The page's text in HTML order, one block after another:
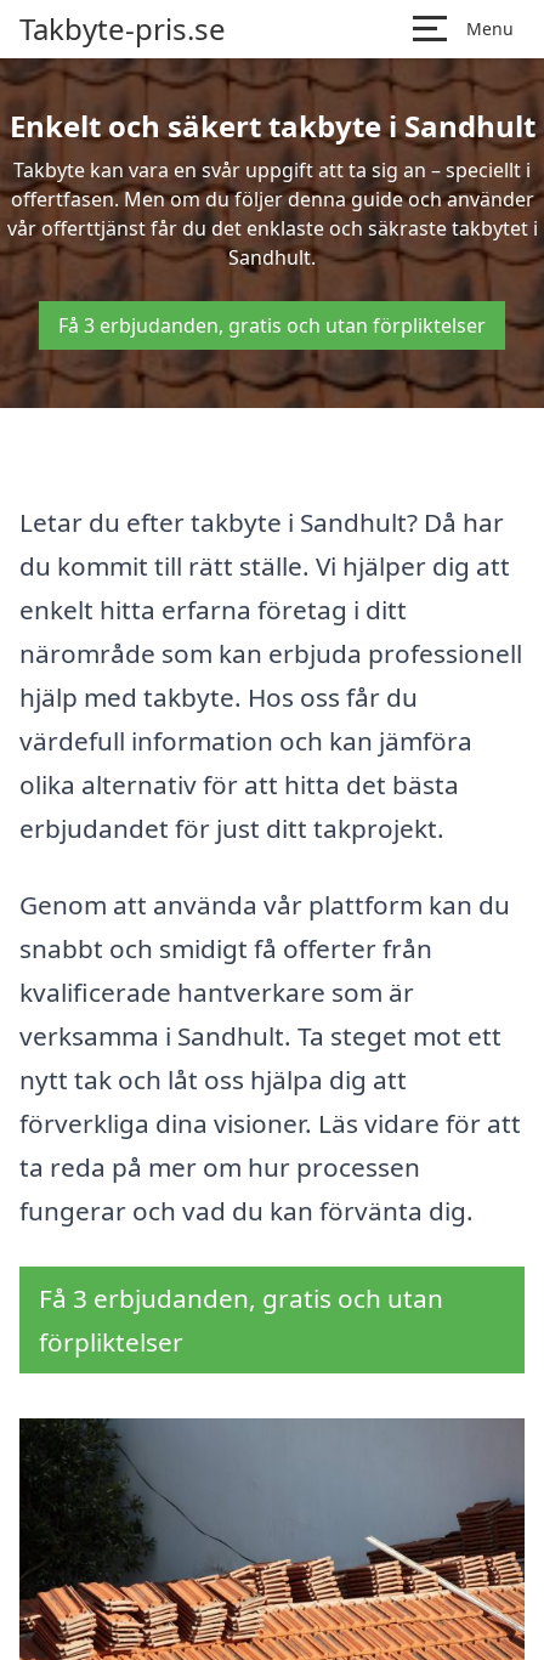
Takbyte-pris.se Menu
Enkelt och säkert takbyte i Sandhult
Takbyte kan vara en svår uppgift att ta sig an – speciellt i
offertfasen. Men om du följer denna guide och använder
vår offerttjänst får du det enklaste och säkraste takbytet i
Sandhult.
Få 3 erbjudanden, gratis och utan förpliktelser
Letar du efter takbyte i Sandhult? Då har
du kommit till rätt ställe. Vi hjälper dig att
enkelt hitta erfarna företag i ditt
närområde som kan erbjuda professionell
hjälp med takbyte. Hos oss får du
värdefull information och kan jämföra
olika alternativ för att hitta det bästa
erbjudandet för just ditt takprojekt.
Genom att använda vår plattform kan du
snabbt och smidigt få offerter från
kvalificerade hantverkare som är
verksamma i Sandhult. Ta steget mot ett
nytt tak och låt oss hjälpa dig att
förverkliga dina visioner. Läs vidare för att
ta reda på mer om hur processen
fungerar och vad du kan förvänta dig.
Få 3 erbjudanden, gratis och utan
förpliktelser